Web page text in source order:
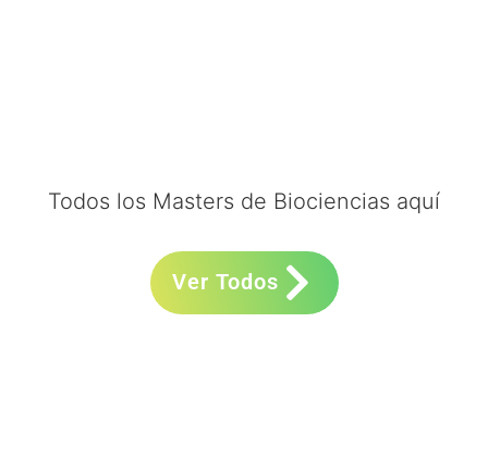
Todos los Masters de Biociencias aquí
Ver Todos